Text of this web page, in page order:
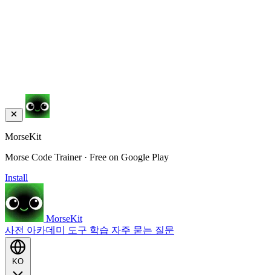
MorseKit
Morse Code Trainer · Free on Google Play
Install
MorseKit
사전 아카데미 도구 학습 자주 묻는 질문